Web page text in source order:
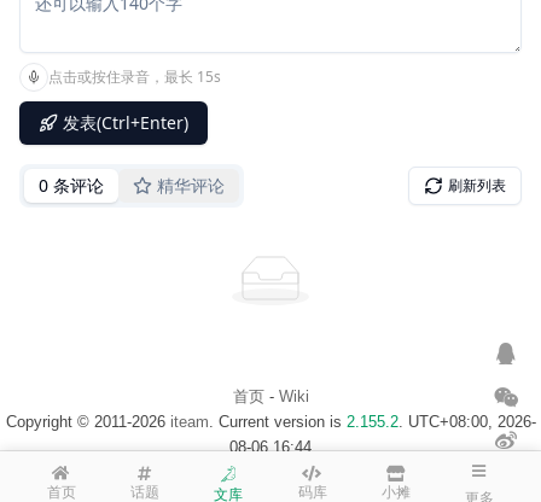
首页 话题 文库 码库 小摊 更多
首页- Wiki
Copyright © 2011-2026 iteam. Current version is 2.155.2. UTC+08:00, 2026-
08-06 16:44
浙ICP备14020137号-1 $访客地图$